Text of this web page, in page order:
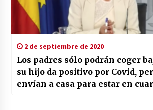
2 de septiembre de 2020
Los padres sólo podrán coger
su hijo da positivo por Covid,
envían a casa para estar en